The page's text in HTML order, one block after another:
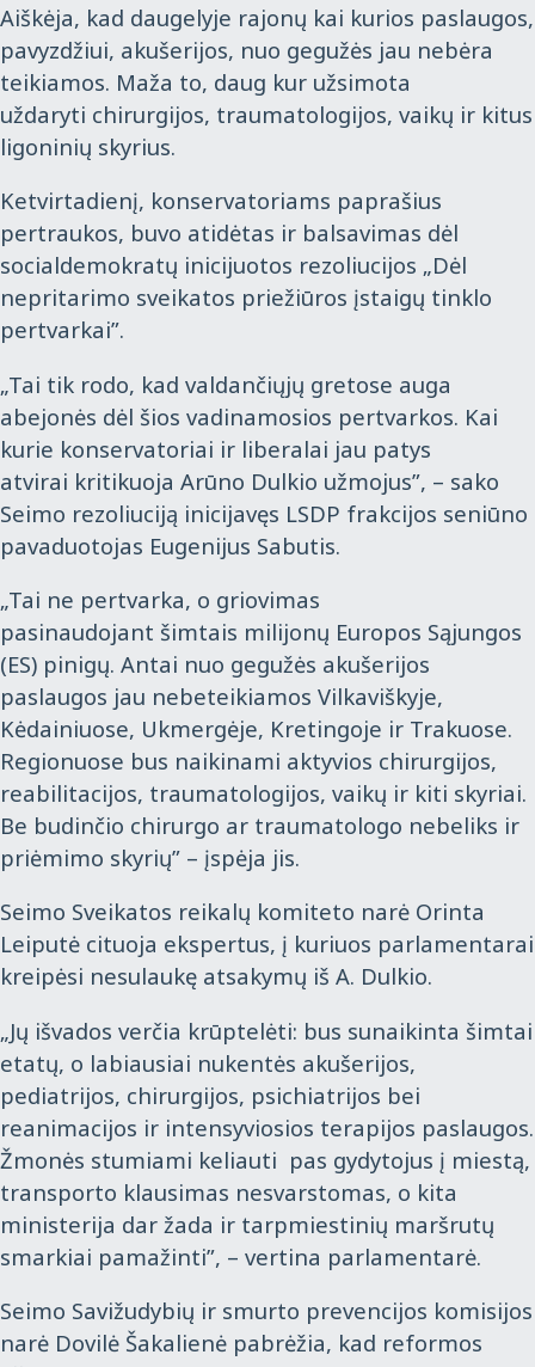
Aiškėja, kad daugelyje rajonų kai kurios paslaugos,
pavyzdžiui, akušerijos, nuo gegužės jau nebėra
teikiamos. Maža to, daug kur užsimota
uždaryti chirurgijos, traumatologijos, vaikų ir kitus
ligoninių skyrius.
Ketvirtadienį, konservatoriams paprašius
pertraukos, buvo atidėtas ir balsavimas dėl
socialdemokratų inicijuotos rezoliucijos „Dėl
nepritarimo sveikatos priežiūros įstaigų tinklo
pertvarkai”.
„Tai tik rodo, kad valdančiųjų gretose auga
abejonės dėl šios vadinamosios pertvarkos. Kai
kurie konservatoriai ir liberalai jau patys
atvirai kritikuoja Arūno Dulkio užmojus”, – sako
Seimo rezoliuciją inicijavęs LSDP frakcijos seniūno
pavaduotojas Eugenijus Sabutis.
„Tai ne pertvarka, o griovimas
pasinaudojant šimtais milijonų Europos Sąjungos
(ES) pinigų. Antai nuo gegužės akušerijos
paslaugos jau nebeteikiamos Vilkaviškyje,
Kėdainiuose, Ukmergėje, Kretingoje ir Trakuose.
Regionuose bus naikinami aktyvios chirurgijos,
reabilitacijos, traumatologijos, vaikų ir kiti skyriai.
Be budinčio chirurgo ar traumatologo nebeliks ir
priėmimo skyrių” – įspėja jis.
Seimo Sveikatos reikalų komiteto narė Orinta
Leiputė cituoja ekspertus, į kuriuos parlamentarai
kreipėsi nesulaukę atsakymų iš A. Dulkio.
„Jų išvados verčia krūptelėti: bus sunaikinta šimtai
etatų, o labiausiai nukentės akušerijos,
pediatrijos, chirurgijos, psichiatrijos bei
reanimacijos ir intensyviosios terapijos paslaugos.
Žmonės stumiami keliauti pas gydytojus į miestą,
transporto klausimas nesvarstomas, o kita
ministerija dar žada ir tarpmiestinių maršrutų
smarkiai pamažinti”, – vertina parlamentarė.
Seimo Savižudybių ir smurto prevencijos komisijos
narė Dovilė Šakalienė pabrėžia, kad reformos